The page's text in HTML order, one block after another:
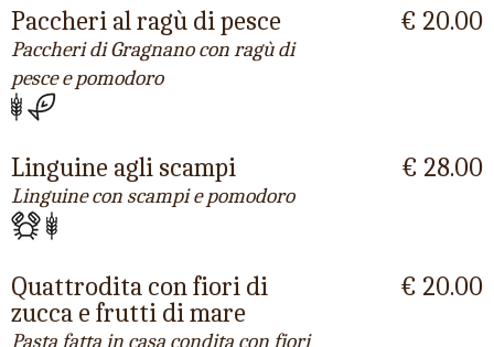
Paccheri al ragù di pesce
Paccheri di Gragnano con ragù di
pesce e pomodoro
€ 20.00
Linguine agli scampi
Linguine con scampi e pomodoro
€ 28.00
Quattrodita con fiori di
zucca e frutti di mare
Pasta fatta in casa condita con fiori
€ 20.00